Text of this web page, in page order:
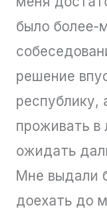
было более-
решение
республику,
проживать в
ожидать
Мне выдали
доехать до